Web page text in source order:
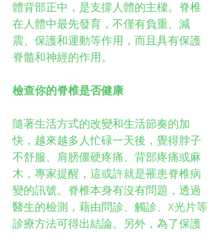
體背部正中，是支撐人體的主樑。脊椎
在人體中最先發育，不僅有負重、減
震、保護和運動等作用，而且具有保護
脊髓和神經的作用。
檢查你的脊椎是否健康
隨著生活方式的改變和生活節奏的加
快，越來越多人忙碌一天後，覺得脖子
不舒服、肩膀僵硬疼痛、背部疼痛或麻
木，專家提醒，這或許就是罹患脊椎病
變的訊號。脊椎本身有沒有問題，透過
醫生的檢測，藉由問診、觸診、X光片等
診療方法可得出結論。另外，為了保護